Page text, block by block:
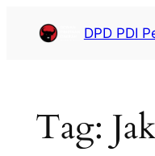
DPD PDI
Tag: